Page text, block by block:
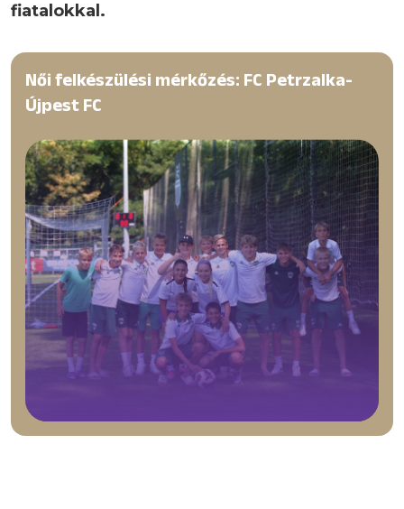
fiatalokkal.
Női felkészülési mérkőzés: FC Petrzalka-
Újpest FC